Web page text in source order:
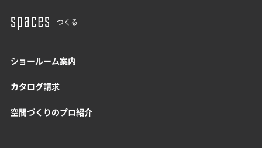
つくる
ショールーム案内
カタログ請求
空間づくりのプロ紹介